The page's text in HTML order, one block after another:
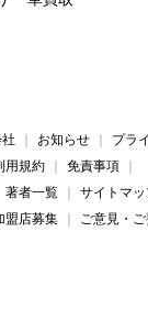
お知らせ
プラ
用規約
免責事項
著者一覧
サイトマ
盟店募集
ご意見・ご